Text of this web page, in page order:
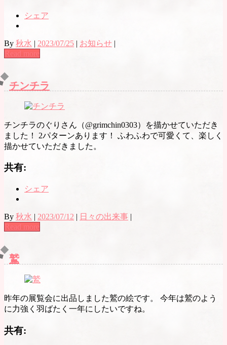
シェア
By 秋水 | 2023/07/25 | お知らせ |
Read more
チンチラ
チンチラのぐりさん（@grimchin0303）を描かせていただき
ました！ 2パターンあります！ ふわふわで可愛くて、楽しく
描かせていただきました。
共有:
シェア
By 秋水 | 2023/07/12 | 日々の出来事 |
Read more
鷲
昨年の展覧会に出品しました鷲の絵です。 今年は鷲のよう
に力強く羽ばたく一年にしたいですね。
共有: